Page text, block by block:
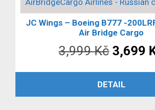
AirBridgeCargo Airlines - Russian
JC Wings – Boeing B777 -
Air Bridge Cargo
3,999Kč
cena
byla:
3,699
PŘIDAT DO KOŠÍKU
DETAIL